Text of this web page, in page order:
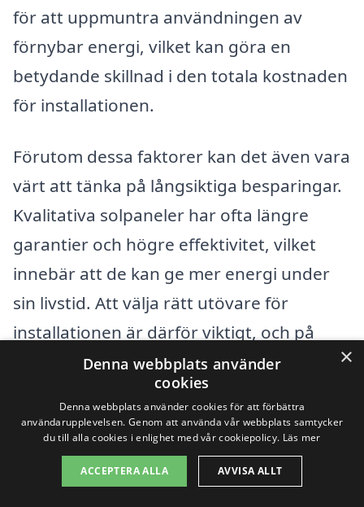
för att uppmuntra användningen av
förnybar energi, vilket kan göra en
betydande skillnad i den totala kostnaden
för installationen.
Förutom dessa faktorer kan det även vara
värt att tänka på långsiktiga besparingar.
Kvalitativa solpaneler har ofta längre
garantier och högre effektivitet, vilket
innebär att de kan ge mer energi under
sin livstid. Att välja rätt utövare för
installationen är därför viktigt, och på
solpaneler-kostnad.se kan du enkelt hitta
företag som erbjuder konkurrenskraftiga
erbjudanden och professionell
installation. Att begära flera offerter kan
också vara ett smart sätt att säkerställa
×
Denna webbplats använder
cookies
Denna webbplats använder cookies för att förbättra
användarupplevelsen. Genom att använda vår webbplats samtycker
du till alla cookies i enlighet med vår cookiepolicy. Läs mer
ACCEPTERA ALLA AVVISA ALLT